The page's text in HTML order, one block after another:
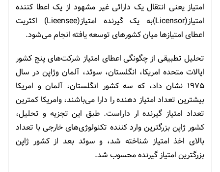
امتیاز یعنی انتقال یک دارائی غیر مشهود از یک اعطا کننده
امتیاز(Licensor)به یک گیرنده امتیاز(Lieensee) اکثریت
اعطای امتیازها میان کشورهای توسعه یافته انجام می‌شود.
تحلیل تطبیقی از چگونگی اعطای امتیاز شرکت‌های پنج کشور
ایالات متحده امریکا، انگلستان، سوئد، آلمان وژاپن در سال
۱۹۷۵ نشان داد، که سه کشور انگلستان، آلمان و امریکا
بیشترین تعداد امتیاز دهنده را دارا می‌باشند، وامریکا کمترین
تعداد امتیاز گیرنده ار داراست. طبق این تجزیه و تحلیل،
کشور ژاپن بزرگترین وارد کننده تکنولوژی‌های خارجی با تعداد
بالای اخذ امتیاز شناخته شد، و سوئد بعد از کشور ژاپن
بزرگترین امتیاز گیرنده محسوب شد.